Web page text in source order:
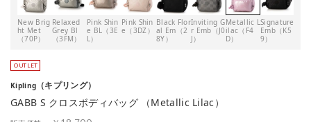
New Brig
ht Met
（70P）
Relaxed
Grey Bl
（3FM）
Pink Shin
e BL（3E
L）
Pink Shin
e（3DZ）
Black Flor
al Em（2
8Y）
Inviting G
r Emb（J0
J）
Metallic L
ilac（F4
D）
Signature
Emb（K5
9）
Kipling （キプリング）
GABB S クロスボディバッグ （Metallic Lilac）